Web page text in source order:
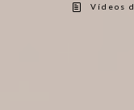
Vídeos